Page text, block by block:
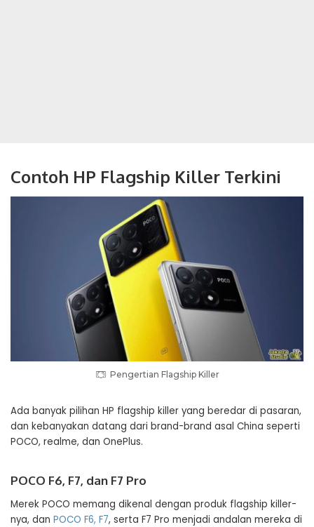
Contoh HP Flagship Killer Terkini
Pengertian Flagship Killer
Ada banyak pilihan HP flagship killer yang beredar di pasaran,
dan kebanyakan datang dari brand-brand asal China seperti
POCO, realme, dan OnePlus.
POCO F6, F7, dan F7 Pro
Merek POCO memang dikenal dengan produk flagship killer-
nya, dan POCO F6, F7, serta F7 Pro menjadi andalan mereka di